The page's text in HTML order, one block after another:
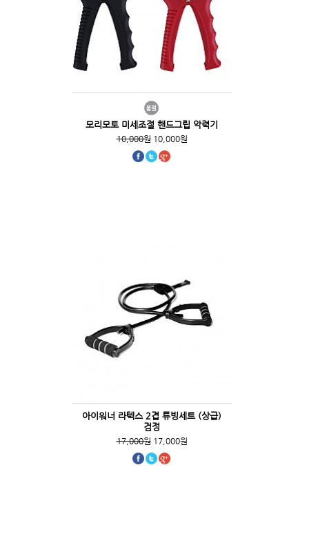
모리모토 미세조절 핸드그립 악력기
10,000원10,000원
아이워너 라텍스 2겹 튜빙세트 (상급)
검정
17,000원17,000원